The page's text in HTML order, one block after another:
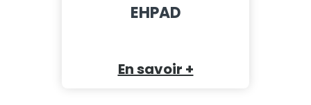
EHPAD
En savoir +